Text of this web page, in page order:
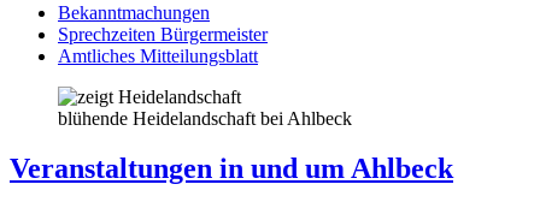
Bekanntmachungen
Sprechzeiten Bürgermeister
Amtliches Mitteilungsblatt
blühende Heidelandschaft bei Ahlbeck
Veranstaltungen in und um Ahlbeck